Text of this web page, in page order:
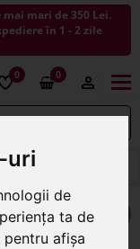
uri
de
ta de
afișa
mari de 350 Lei.
în 1 - 2 zile
0 0